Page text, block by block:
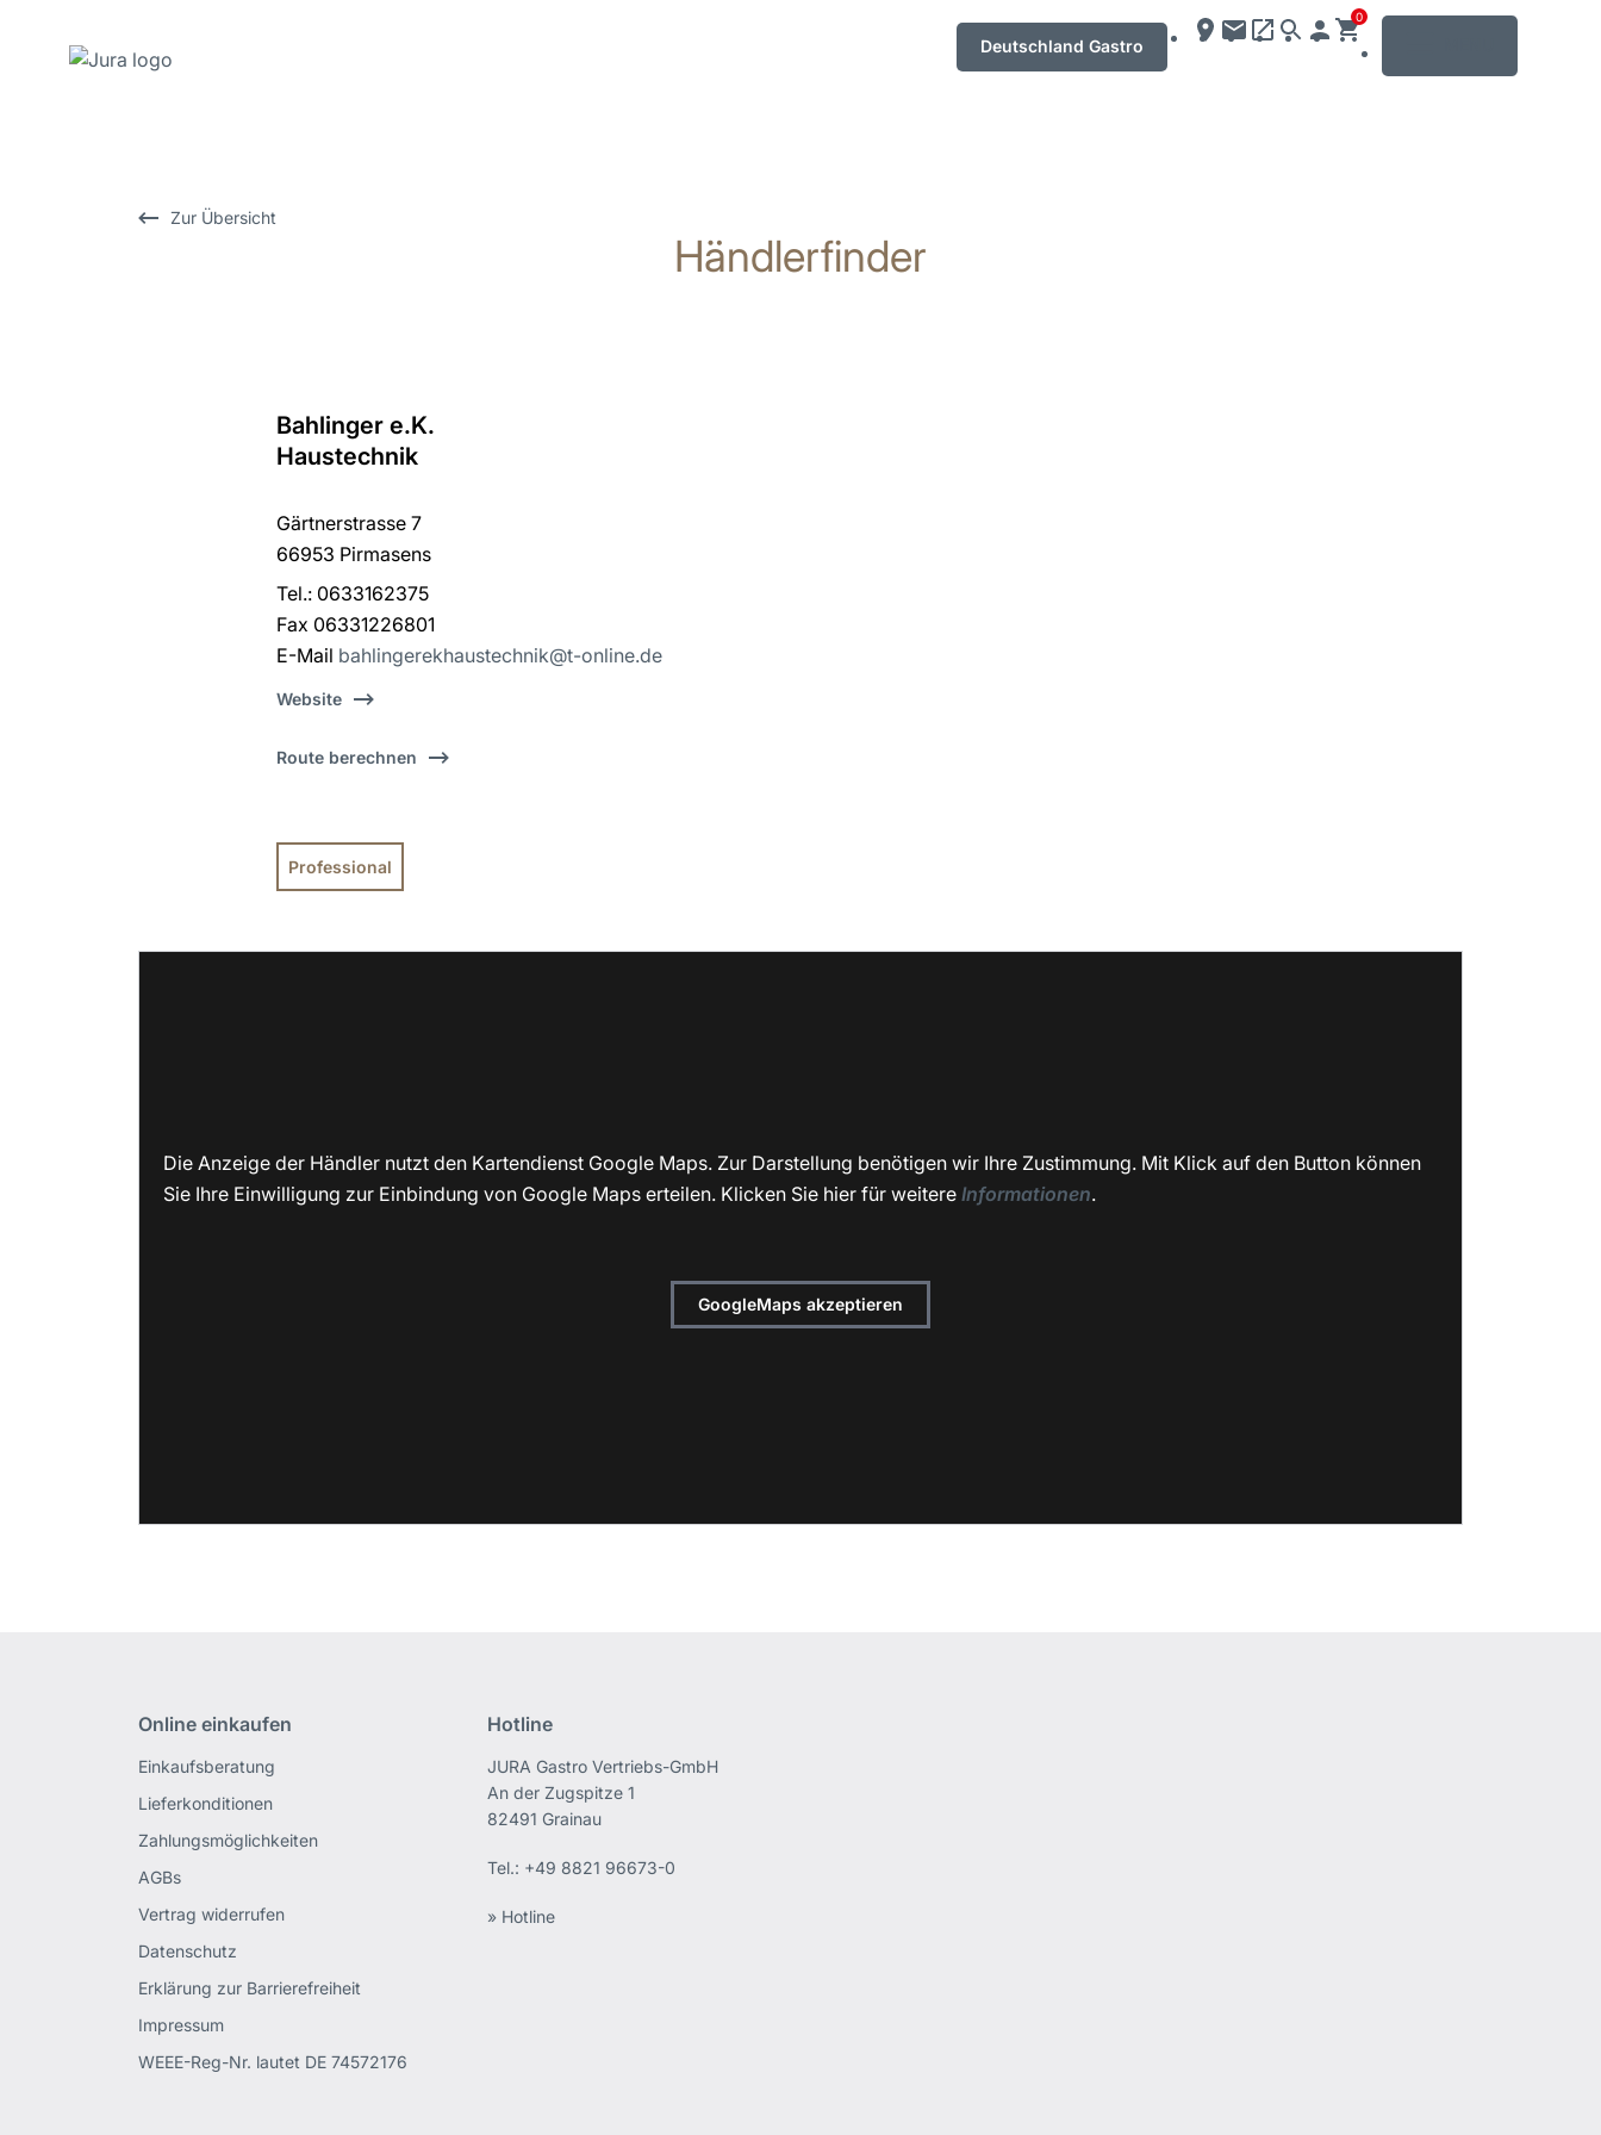
Deutschland Gastro
0
Zur Übersicht
Händlerfinder
Zurück
Bahlinger e.K.
Haustechnik
Gärtnerstrasse 7
66953 Pirmasens
Tel.: 0633162375
Fax 06331226801
E-Mail bahlingerekhaustechnik@t-online.de
Website
Route berechnen
Professional
Die Anzeige der Händler nutzt den Kartendienst Google Maps. Zur Darstellung benötigen wir Ihre Zustimmung. Mit Klick auf den Button können
Sie Ihre Einwilligung zur Einbindung von Google Maps erteilen. Klicken Sie hier für weitereInformationen.
GoogleMaps akzeptieren
Online einkaufen
Einkaufsberatung
Lieferkonditionen
Zahlungsmöglichkeiten
AGBs
Vertrag widerrufen
Datenschutz
Erklärung zur Barrierefreiheit
Impressum
WEEE-Reg-Nr. lautet DE 74572176
Hotline
JURA Gastro Vertriebs-GmbH
An der Zugspitze 1
82491 Grainau
Tel.: +49 8821 96673-0
» Hotline